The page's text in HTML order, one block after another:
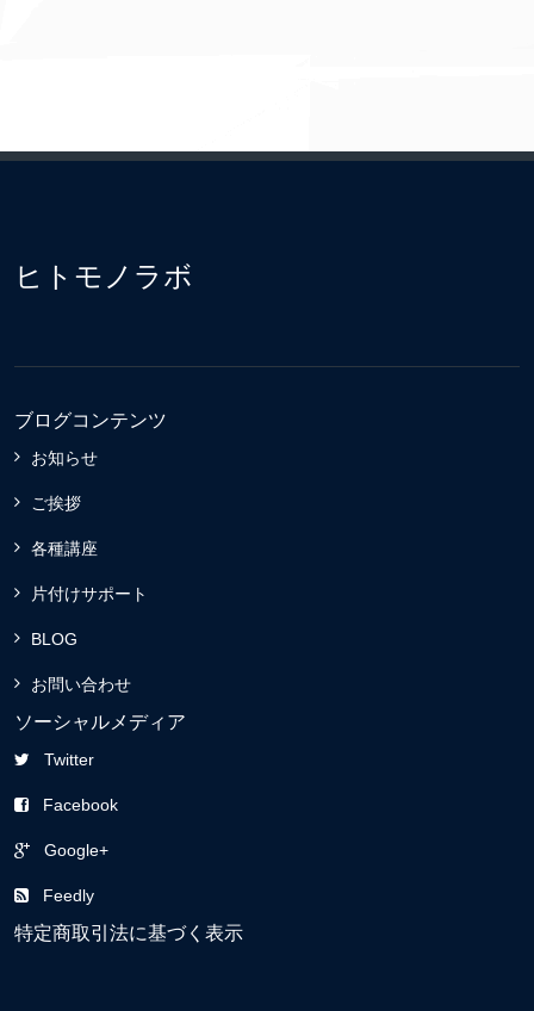
ヒトモノラボ
ブログコンテンツ
お知らせ
ご挨拶
各種講座
片付けサポート
BLOG
お問い合わせ
ソーシャルメディア
Twitter
Facebook
Google+
Feedly
特定商取引法に基づく表示